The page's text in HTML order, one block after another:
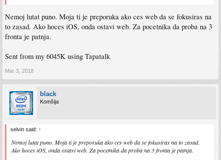
Nemoj lutat puno. Moja ti je preporuka ako ces web da se fokusiras na
to zasad. Ako hoces iOS, onda ostavi web. Za pocetnika da proba na 3
fronta je patnja.
Sent from my 6045K using Tapatalk
Mar 3, 2018
black
Komšija
selvin said: ↑
Nemoj lutat puno. Moja ti je preporuka ako ces web da se fokusiras na to zasad.
Ako hoces iOS, onda ostavi web. Za pocetnika da proba na 3 fronta je patnja.